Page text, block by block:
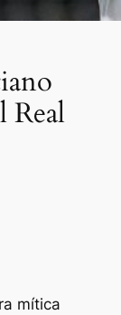
Real
mítica